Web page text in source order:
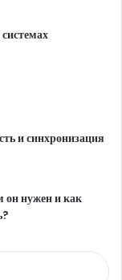
и синхронизация
он нужен и как